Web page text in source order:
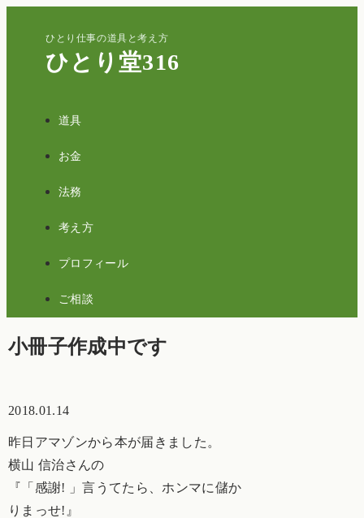
ひとり仕事の道具と考え方
ひとり堂316
道具
お金
法務
考え方
プロフィール
ご相談
小冊子作成中です
2018.01.14
昨日アマゾンから本が届きました。
横山 信治さんの
『「感謝! 」言うてたら、ホンマに儲か
りまっせ!』